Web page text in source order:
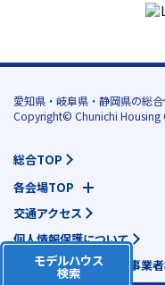
モデルハウス
検索
愛知県・岐阜県・静岡県の総
Copyright© Chunichi Housing
総合TOP
各会場TOP
交通アクセス
個人情報保護について
地域活動団体様・各種事業